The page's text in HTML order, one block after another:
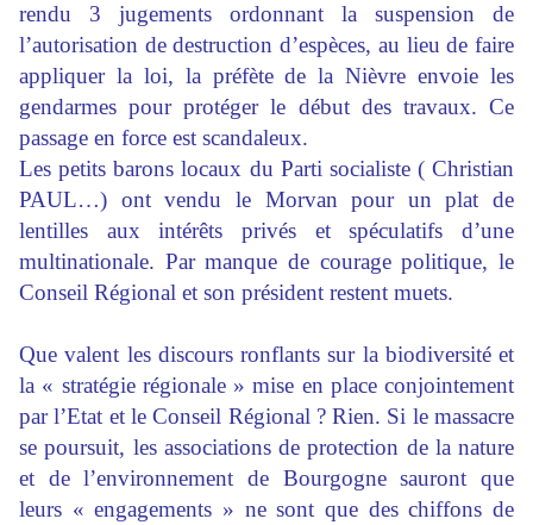
rendu 3 jugements ordonnant la suspension de
l’autorisation de destruction d’espèces, au lieu de faire
appliquer la loi, la préfète de la Nièvre envoie les
gendarmes pour protéger le début des travaux. Ce
passage en force est scandaleux.
Les petits barons locaux du Parti socialiste ( Christian
PAUL…) ont vendu le Morvan pour un plat de
lentilles aux intérêts privés et spéculatifs d’une
multinationale. Par manque de courage politique, le
Conseil Régional et son président restent muets.
Que valent les discours ronflants sur la biodiversité et
la « stratégie régionale » mise en place conjointement
par l’Etat et le Conseil Régional ? Rien. Si le massacre
se poursuit, les associations de protection de la nature
et de l’environnement de Bourgogne sauront que
leurs « engagements » ne sont que des chiffons de